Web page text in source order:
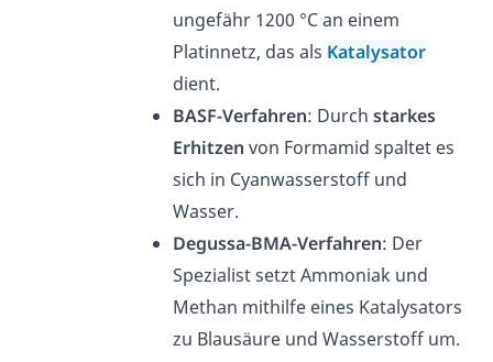
ungefähr 1200 °C an einem
Platinnetz, das als Katalysator
dient.
BASF-Verfahren: Durchstarkes
Erhitzenvon Formamid spaltet es
sich in Cyanwasserstoff und
Wasser.
Degussa-BMA-Verfahren: Der
Spezialist setzt Ammoniak und
Methan mithilfe eines Katalysators
zu Blausäure und Wasserstoff um.